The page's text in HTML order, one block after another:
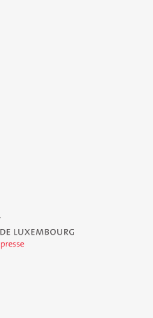
de Luxembourg - Service